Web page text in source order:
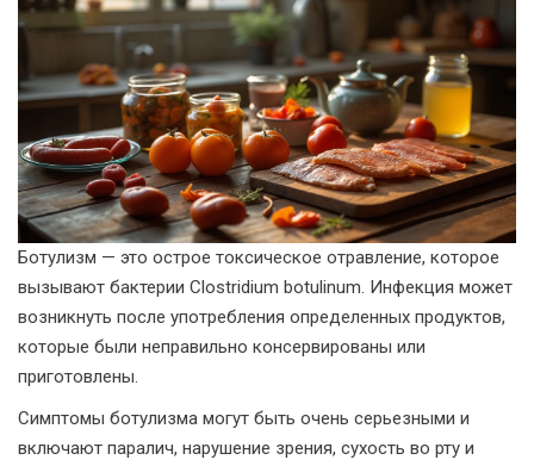
Ботулизм — это острое токсическое отравление, которое
вызывают бактерии Clostridium botulinum. Инфекция может
возникнуть после употребления определенных продуктов,
которые были неправильно консервированы или
приготовлены.
Симптомы ботулизма могут быть очень серьезными и
включают паралич, нарушение зрения, сухость во рту и